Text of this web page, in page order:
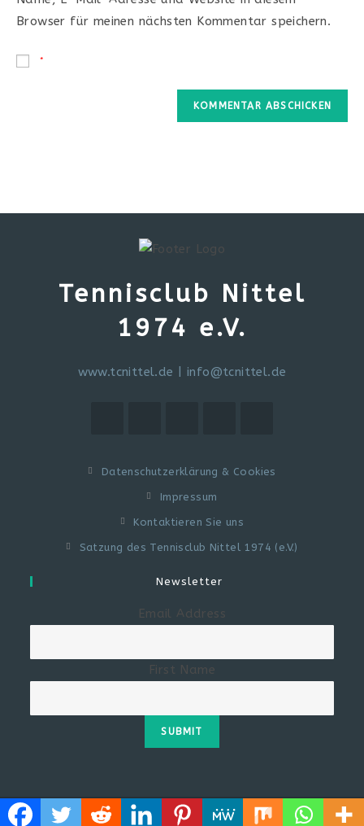
Browser für meinen nächsten Kommentar speichern.
*
Tennisclub Nittel
1974 e.V.
www.tcnittel.de info@tcnittel.de
Datenschutzerklärung & Cookies
Impressum
Kontaktieren Sie uns
Satzung des Tennisclub Nittel 1974 (e.V.)
Newsletter
Email Address
First Name
SUBMIT
© COPYRIGHT - OCEANWP THEME BY NICK